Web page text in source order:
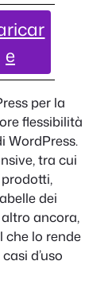
e
per la
flessibilità
WordPress.
tra cui
dei
ancora,
che lo rende
d’uso